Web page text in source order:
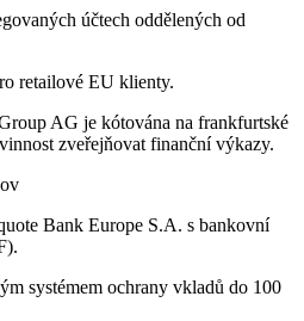
účtech oddělených od
retailové EU klienty.
AG je kótována na frankfurtské
zveřejňovat finanční výkazy.
Bank Europe S.A. s bankovní
systémem ochrany vkladů do 100